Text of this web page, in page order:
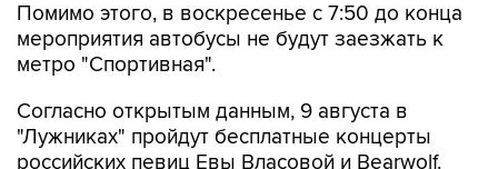
Помимо этого, в воскресенье с 7:50 до конца
мероприятия автобусы не будут заезжать к
метро "Спортивная".
Согласно открытым данным, 9 августа в
"Лужниках" пройдут бесплатные концерты
российских певиц Евы Власовой и Bearwolf.